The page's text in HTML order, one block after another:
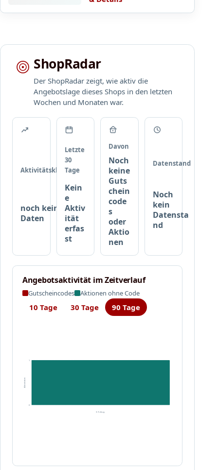
e
i
F
r
e
y
ShopRadar
Der ShopRadar zeigt, wie aktiv die
Angebotslage dieses Shops in den letzten
Wochen und Monaten war.
Aktivitätsklasse
noch keine
Daten
Letzte
30
Tage
Kein
e
Aktiv
ität
erfas
st
Davon
Noch
keine
Guts
chein
code
s
oder
Aktio
nen
Datenstand
Noch
kein
Datensta
nd
Angebotsaktivität im Zeitverlauf
Gutscheincodes Aktionen ohne Code
10 Tage 30 Tage 90 Tage
Aktivitäten
0
1
3.–5. Aug.